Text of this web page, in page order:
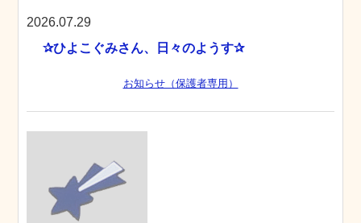
2026.07.29
✰ひよこぐみさん、日々のようす✰
お知らせ（保護者専用）